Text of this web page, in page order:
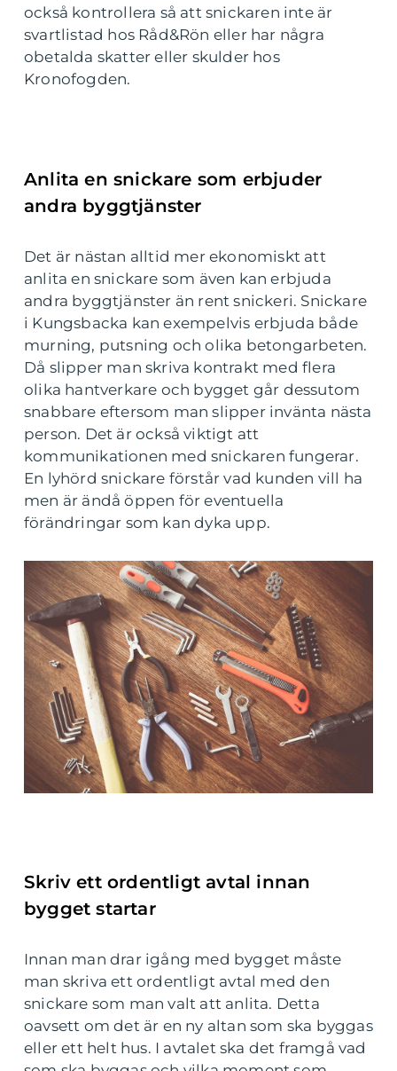
också kontrollera så att snickaren inte är
svartlistad hos Råd&Rön eller har några
obetalda skatter eller skulder hos
Kronofogden.
Anlita en snickare som erbjuder
andra byggtjänster
Det är nästan alltid mer ekonomiskt att
anlita en snickare som även kan erbjuda
andra byggtjänster än rent snickeri. Snickare
i Kungsbacka kan exempelvis erbjuda både
murning, putsning och olika betongarbeten.
Då slipper man skriva kontrakt med flera
olika hantverkare och bygget går dessutom
snabbare eftersom man slipper invänta nästa
person. Det är också viktigt att
kommunikationen med snickaren fungerar.
En lyhörd snickare förstår vad kunden vill ha
men är ändå öppen för eventuella
förändringar som kan dyka upp.
Skriv ett ordentligt avtal innan
bygget startar
Innan man drar igång med bygget måste
man skriva ett ordentligt avtal med den
snickare som man valt att anlita. Detta
oavsett om det är en ny altan som ska byggas
eller ett helt hus. I avtalet ska det framgå vad